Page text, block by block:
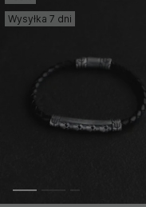
Wysyłka 7 dni